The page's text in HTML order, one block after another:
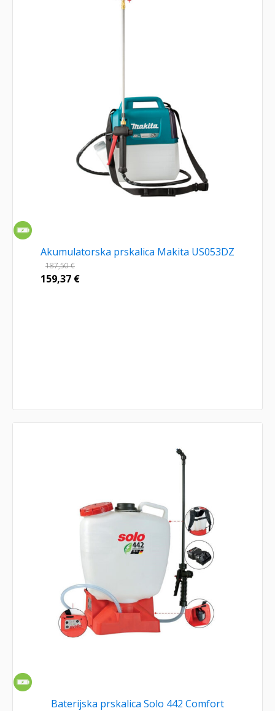
Akumulatorska prskalica Makita US053DZ
187,50€
159,37 €
Baterijska prskalica Solo 442 Comfort